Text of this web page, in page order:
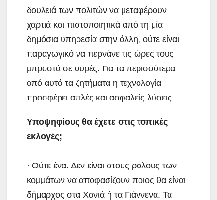
δουλειά των πολιτών να μεταφέρουν
χαρτιά και πιστοποιητικά από τη μία
δημόσια υπηρεσία στην άλλη, ούτε είναι
παραγωγικό να περνάνε τις ώρες τους
μπροστά σε ουρές. Για τα περισσότερα
από αυτά τα ζητήματα η τεχνολογία
προσφέρει απλές και ασφαλείς λύσεις.
Υποψηφίους θα έχετε στις τοπικές
εκλογές;
· Ούτε ένα. Δεν είναι στους ρόλους των
κομμάτων να αποφασίζουν ποιος θα είναι
δήμαρχος στα Χανιά ή τα Γιάννενα. Τα